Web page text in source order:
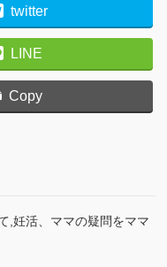
twitter
LINE
Copy
,妊活、ママの疑問をママ